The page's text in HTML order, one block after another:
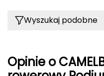
Icestorm
Wyszukaj podobne
Opinie o